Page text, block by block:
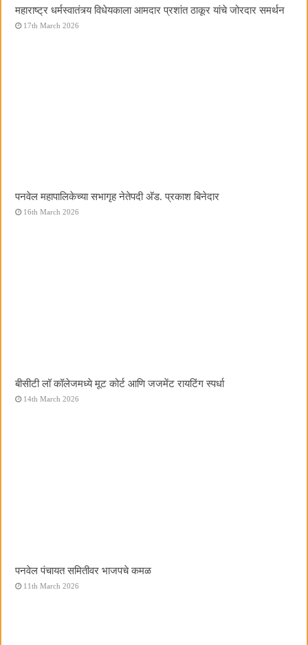
महाराष्ट्र धर्मस्वातंत्र्य विधेयकाला आमदार प्रशांत ठाकूर यांचे जोरदार समर्थन
17th March 2026
पनवेल महापालिकेच्या सभागृह नेतेपदी अ‍ॅड. प्रकाश बिनेदार
16th March 2026
बीसीटी लॉ कॉलेजमध्ये मूट कोर्ट आणि जजमेंट रायटिंग स्पर्धा
14th March 2026
पनवेल पंचायत समितीवर भाजपचे कमळ
11th March 2026